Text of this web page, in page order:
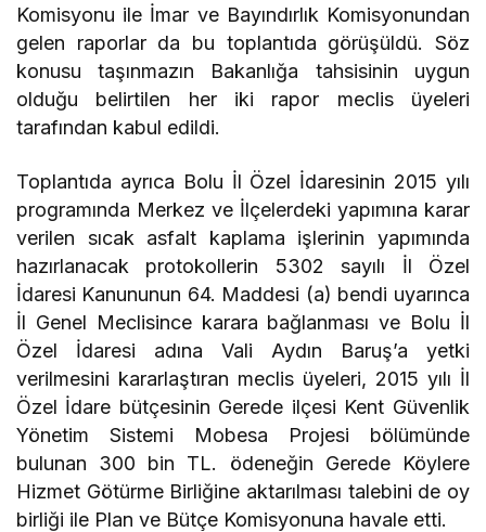
Komisyonu ile İmar ve Bayındırlık Komisyonundan
gelen raporlar da bu toplantıda görüşüldü. Söz
konusu taşınmazın Bakanlığa tahsisinin uygun
olduğu belirtilen her iki rapor meclis üyeleri
tarafından kabul edildi.
Toplantıda ayrıca Bolu İl Özel İdaresinin 2015 yılı
programında Merkez ve İlçelerdeki yapımına karar
verilen sıcak asfalt kaplama işlerinin yapımında
hazırlanacak protokollerin 5302 sayılı İl Özel
İdaresi Kanununun 64. Maddesi (a) bendi uyarınca
İl Genel Meclisince karara bağlanması ve Bolu İl
Özel İdaresi adına Vali Aydın Baruş’a yetki
verilmesini kararlaştıran meclis üyeleri, 2015 yılı İl
Özel İdare bütçesinin Gerede ilçesi Kent Güvenlik
Yönetim Sistemi Mobesa Projesi bölümünde
bulunan 300 bin TL. ödeneğin Gerede Köylere
Hizmet Götürme Birliğine aktarılması talebini de oy
birliği ile Plan ve Bütçe Komisyonuna havale etti.